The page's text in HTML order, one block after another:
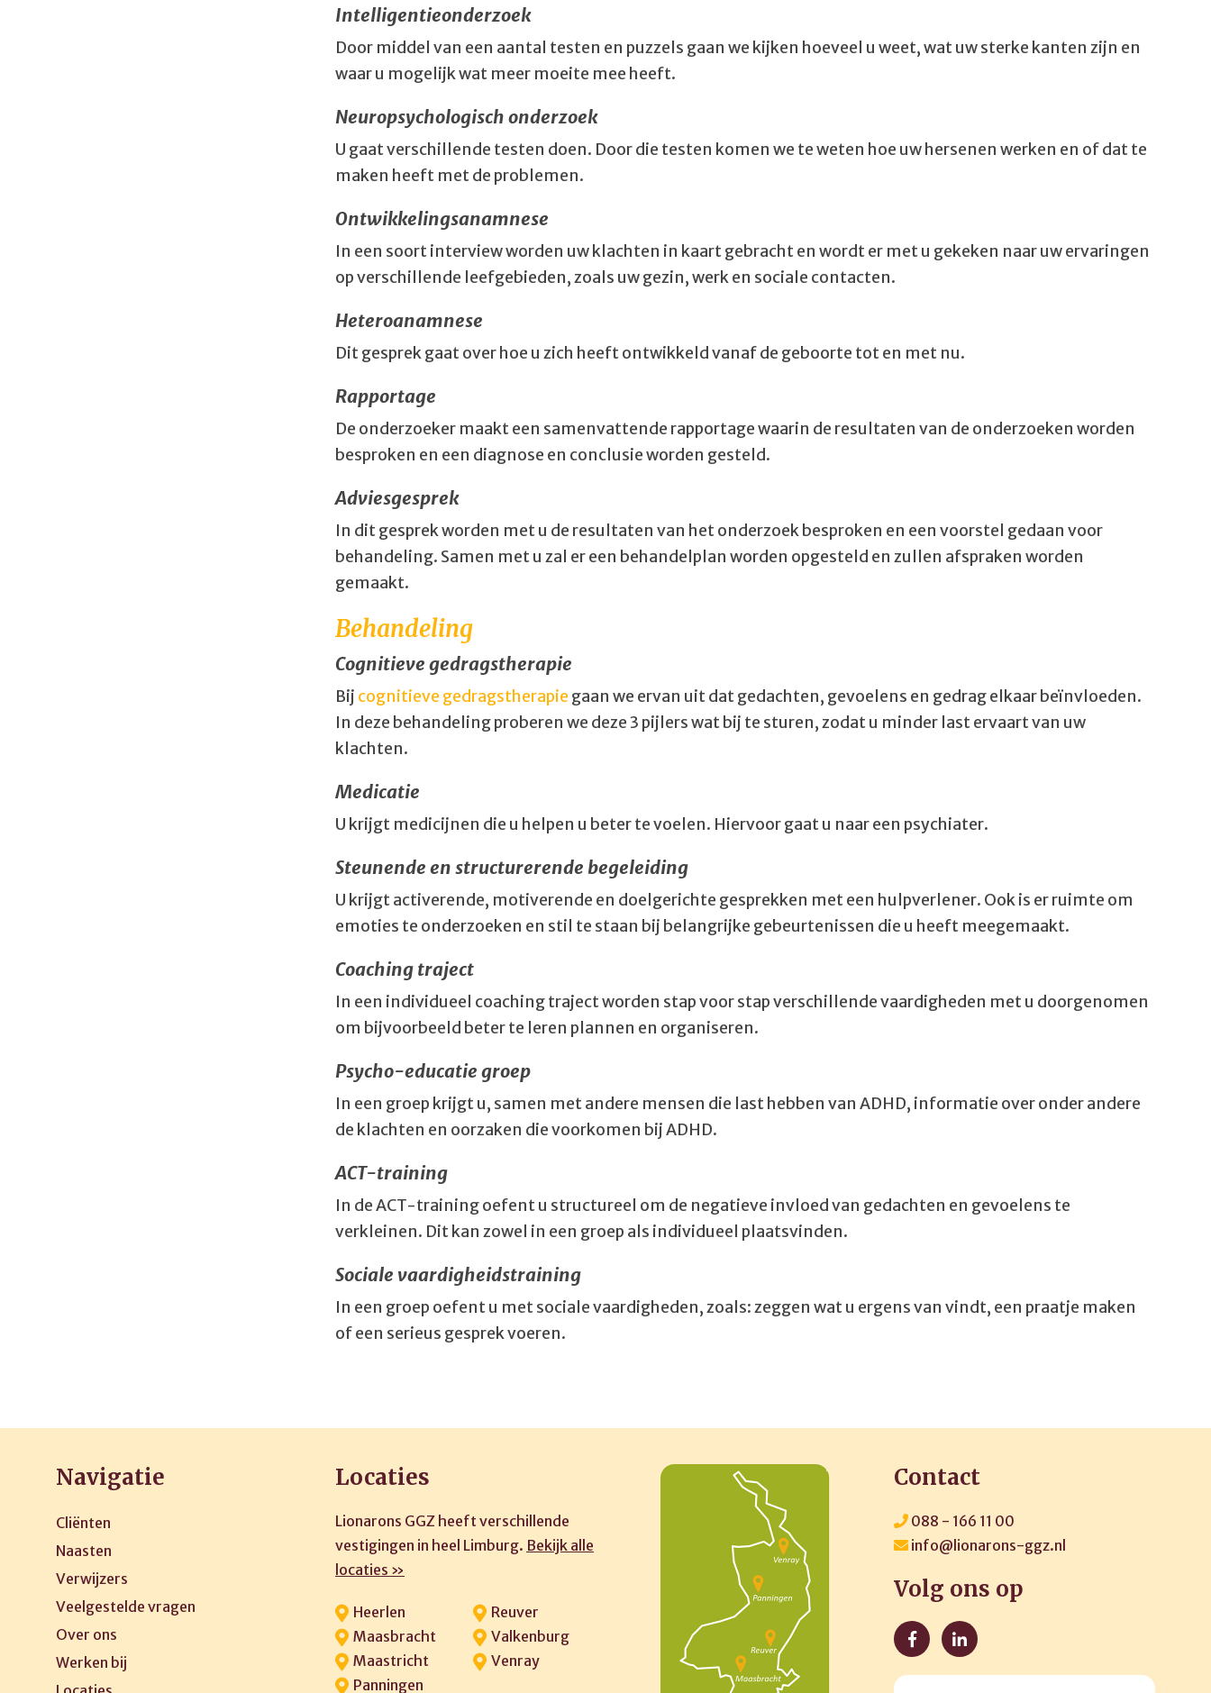
Intelligentieonderzoek
Door middel van een aantal testen en puzzels gaan we kijken hoeveel u weet, wat uw sterke kanten zijn en
waar u mogelijk wat meer moeite mee heeft.
Neuropsychologisch onderzoek
U gaat verschillende testen doen. Door die testen komen we te weten hoe uw hersenen werken en of dat te
maken heeft met de problemen.
Ontwikkelingsanamnese
In een soort interview worden uw klachten in kaart gebracht en wordt er met u gekeken naar uw ervaringen
op verschillende leefgebieden, zoals uw gezin, werk en sociale contacten.
Heteroanamnese
Dit gesprek gaat over hoe u zich heeft ontwikkeld vanaf de geboorte tot en met nu.
Rapportage
De onderzoeker maakt een samenvattende rapportage waarin de resultaten van de onderzoeken worden
besproken en een diagnose en conclusie worden gesteld.
Adviesgesprek
In dit gesprek worden met u de resultaten van het onderzoek besproken en een voorstel gedaan voor
behandeling. Samen met u zal er een behandelplan worden opgesteld en zullen afspraken worden
gemaakt.
Behandeling
Cognitieve gedragstherapie
Bij cognitieve gedragstherapie gaan we ervan uit dat gedachten, gevoelens en gedrag elkaar beïnvloeden.
In deze behandeling proberen we deze 3 pijlers wat bij te sturen, zodat u minder last ervaart van uw
klachten.
Medicatie
U krijgt medicijnen die u helpen u beter te voelen. Hiervoor gaat u naar een psychiater.
Steunende en structurerende begeleiding
U krijgt activerende, motiverende en doelgerichte gesprekken met een hulpverlener. Ook is er ruimte om
emoties te onderzoeken en stil te staan bij belangrijke gebeurtenissen die u heeft meegemaakt.
Coaching traject
In een individueel coaching traject worden stap voor stap verschillende vaardigheden met u doorgenomen
om bijvoorbeeld beter te leren plannen en organiseren.
Psycho-educatie groep
In een groep krijgt u, samen met andere mensen die last hebben van ADHD, informatie over onder andere
de klachten en oorzaken die voorkomen bij ADHD.
ACT-training
In de ACT-training oefent u structureel om de negatieve invloed van gedachten en gevoelens te
verkleinen. Dit kan zowel in een groep als individueel plaatsvinden.
Sociale vaardigheidstraining
In een groep oefent u met sociale vaardigheden, zoals: zeggen wat u ergens van vindt, een praatje maken
of een serieus gesprek voeren.
Contact
088 - 166 11 00
info@lionarons-ggz.nl
Volg ons op
Navigatie
Cliënten
Naasten
Verwijzers
Veelgestelde vragen
Over ons
Werken bij
Locaties
Lionarons GGZ heeft verschillende
vestigingen in heel Limburg. Bekijk alle
locaties »
Heerlen
Maasbracht
Maastricht
Panningen
Reuver
Valkenburg
Venray